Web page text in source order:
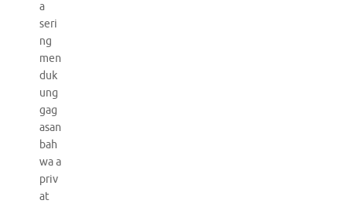
a
seri
ng
men
duk
ung
gag
asan
bah
wa a
priv
at